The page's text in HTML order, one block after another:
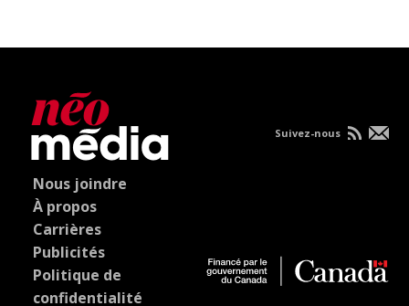
Nous joindre
À propos
Carrières
Publicités
Politique de
confidentialité
Suivez-nous